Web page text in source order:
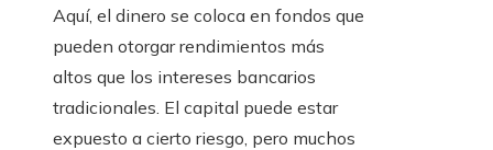
Aquí, el dinero se coloca en fondos que
pueden otorgar rendimientos más
altos que los intereses bancarios
tradicionales. El capital puede estar
expuesto a cierto riesgo, pero muchos